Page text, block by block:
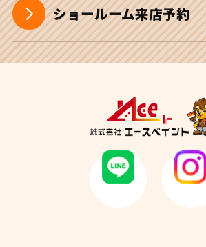
ショールーム来店予約